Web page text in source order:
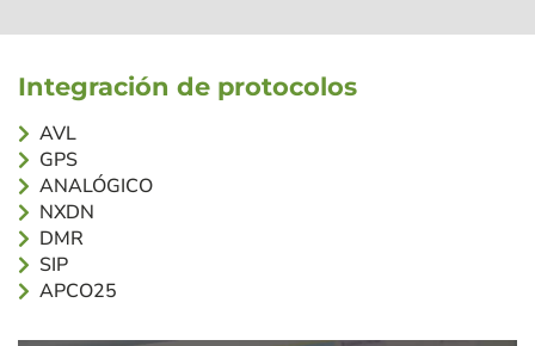
Integración de protocolos
AVL
GPS
ANALÓGICO
NXDN
DMR
SIP
APCO25